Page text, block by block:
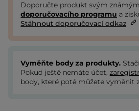
Doporučte produkt svým
doporučovacího programu a
Stáhnout doporučovací odkaz
Vyměňte body za produkty.
Pokud ještě nemáte účet,
body, které poté můžete vyměnit